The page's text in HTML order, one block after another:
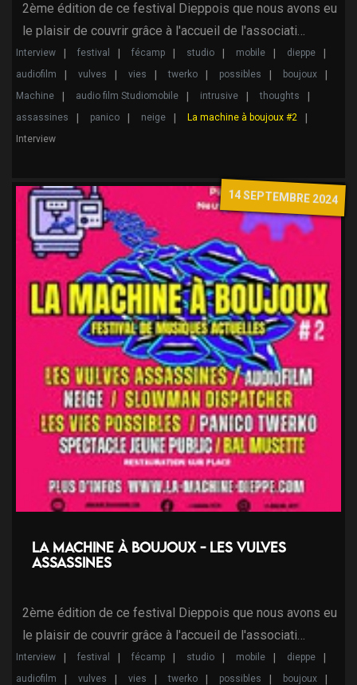
2ème édition de ce festival Dieppois que nous avons eu
le plaisir de couvrir grâce à l'accueil de l'associati…
Interview festival fécamp studio mobile
dieppe
audiofilm
vulves vies twerko possibles
boujoux
Machine
audio film Studiomobile intrusive
thoughts
assassines
panico neige
La machine à boujoux #2
Interview
14 SEPTEMBRE 2024
La machine à Boujoux - Les Vulves
Assassines
2ème édition de ce festival Dieppois que nous avons eu
le plaisir de couvrir grâce à l'accueil de l'associati…
Interview festival fécamp studio mobile
dieppe
audiofilm
vulves vies twerko possibles
boujoux